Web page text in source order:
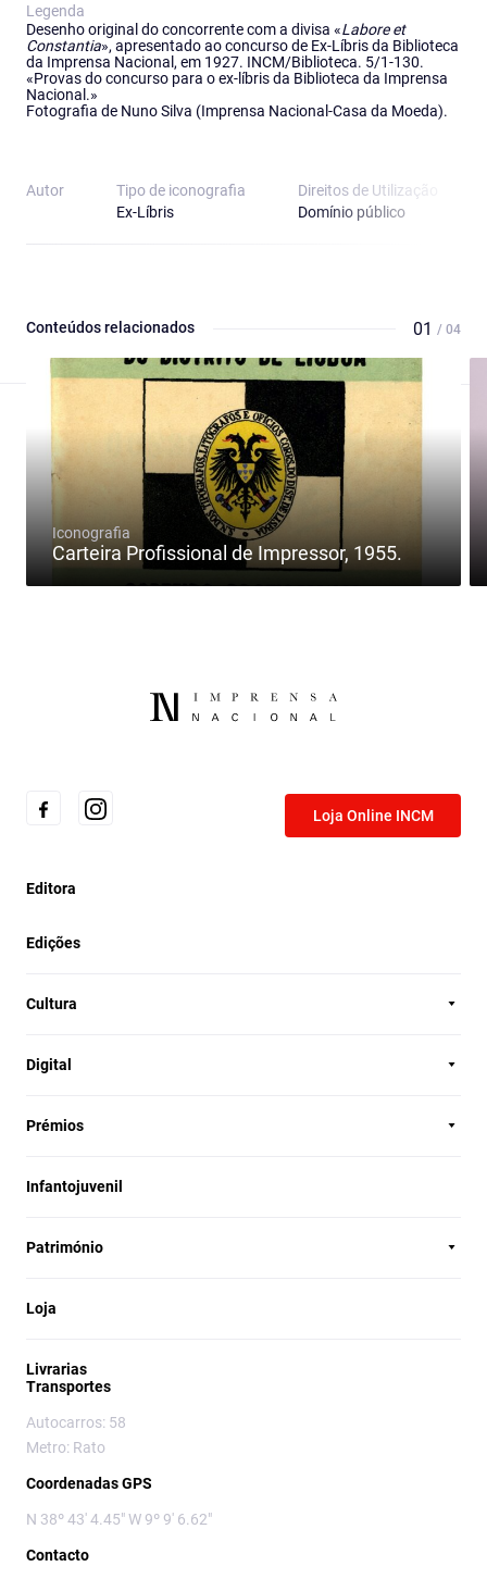
Legenda
Desenho original do concorrente com a divisa «Labore et
Constantia», apresentado ao concurso de Ex-Líbris da Biblioteca
da Imprensa Nacional, em 1927. INCM/Biblioteca. 5/1-130.
«Provas do concurso para o ex-líbris da Biblioteca da Imprensa
Nacional.»
Fotografia de Nuno Silva (Imprensa Nacional-Casa da Moeda).
Autor
Tipo de iconografia
Ex-Líbris
Direitos de Utilização
Domínio público
Conteúdos relacionados 01 / 04
Iconografia
Carteira Profissional de Impressor, 1955.
Loja Online INCM
Editora
Edições
Cultura
Digital
Prémios
Infantojuvenil
Património
Loja
Livrarias
Transportes
Autocarros: 58
Metro: Rato
Coordenadas GPS
N 38º 43' 4.45" W 9º 9' 6.62"
Contacto